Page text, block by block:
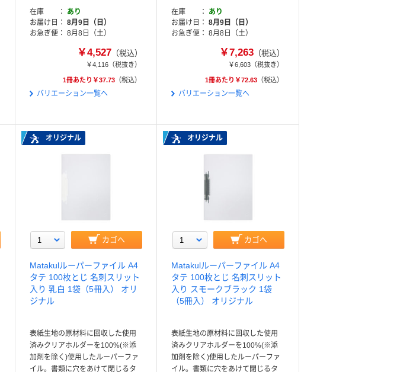
在庫
あり
お届け日
8月9日（日）
お急ぎ便
8月8日（土）
￥4,527 （税込）
￥4,116 （税抜き）
1冊あたり￥37.73 （税込）
バリエーション一覧へ
在庫
あり
お届け日
8月9日（日）
お急ぎ便
8月8日（土）
￥7,263 （税込）
￥6,603 （税抜き）
1冊あたり￥72.63 （税込）
バリエーション一覧へ
オリジナル
カゴへ
Matakulルーパーファイル A4
タテ 100枚とじ 名刺スリット
入り 乳白 1袋（5冊入） オリ
ジナル
表紙生地の原材料に回収した使用
済みクリアホルダーを100%(※添
加剤を除く)使用したルーパーファ
イル。書類に穴をあけて閉じるタ
オリジナル
カゴへ
Matakulルーパーファイル A4
タテ 100枚とじ 名刺スリット
入り スモークブラック 1袋
（5冊入） オリジナル
表紙生地の原材料に回収した使用
済みクリアホルダーを100%(※添
加剤を除く)使用したルーパーファ
イル。書類に穴をあけて閉じるタ